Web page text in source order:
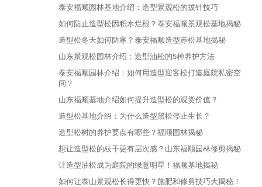
泰安福顺园林基地介绍：造型景观松的拔针技巧
如何防止造型松因积水烂根？泰安福顺景观松基地揭秘
造型松冬天如何防寒？泰安福顺造型赤松基地揭秘
山东景观松园林介绍：造型油松的5种养护方法
泰安福顺园林介绍：如何用造型迎客松打造庭院私密空
间？
山东福顺基地介绍如何提升造型松的观赏价值？
造型松基地介绍：为什么造型黑松停止生长？
造型松树的养护要点有哪些？福顺园林揭秘
想让造型松的枝干更有层次感？山东福顺园林修剪揭秘
让造型油松成为庭院的绿意明星！福顺基地揭秘
如何让泰山景观松长得更快？施肥和修剪技巧大揭秘！